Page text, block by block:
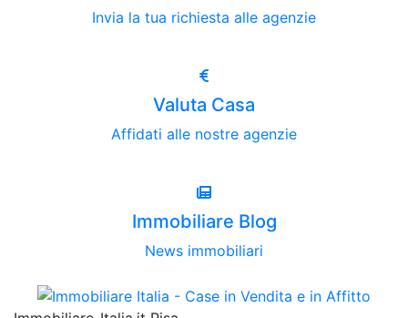
Invia la tua richiesta alle agenzie
Valuta Casa
Affidati alle nostre agenzie
Immobiliare Blog
News immobiliari